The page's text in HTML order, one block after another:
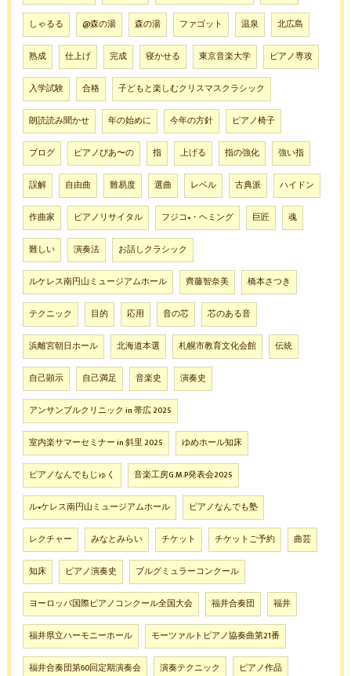
しゃるる @森の湯 森の湯 ファゴット 温泉 北広島
熟成 仕上げ 完成 寝かせる 東京音楽大学 ピアノ専攻
入学試験 合格 子どもと楽しむクリスマスクラシック
朗読読み聞かせ 年の始めに 今年の方針 ピアノ椅子
ブログ ピアノぴあ〜の 指 上げる 指の強化 強い指
誤解 自由曲 難易度 選曲 レベル 古典派 ハイドン
作曲家 ピアノリサイタル フジコ•・ヘミング 巨匠 魂
難しい 演奏法 お話しクラシック
ルケレス南円山ミュージアムホール 齊藤智奈美 橋本さつき
テクニック 目的 応用 音の芯 芯のある音
浜離宮朝日ホール 北海道本選 札幌市教育文化会館 伝統
自己顕示 自己満足 音楽史 演奏史
アンサンブルクリニック in 帯広 2025
室内楽サマーセミナー in 斜里 2025 ゆめホール知床
ピアノなんでもじゅく 音楽工房G.M.P発表会2025
ル•ケレス南円山ミュージアムホール ピアノなんでも塾
レクチャー みなとみらい チケット チケットご予約 曲芸
知床 ピアノ演奏史 ブルグミュラーコンクール
ヨーロッパ国際ピアノコンクール全国大会 福井合奏団 福井
福井県立ハーモニーホール モーツァルトピアノ協奏曲第21番
福井合奏団第60回定期演奏会 演奏テクニック ピアノ作品